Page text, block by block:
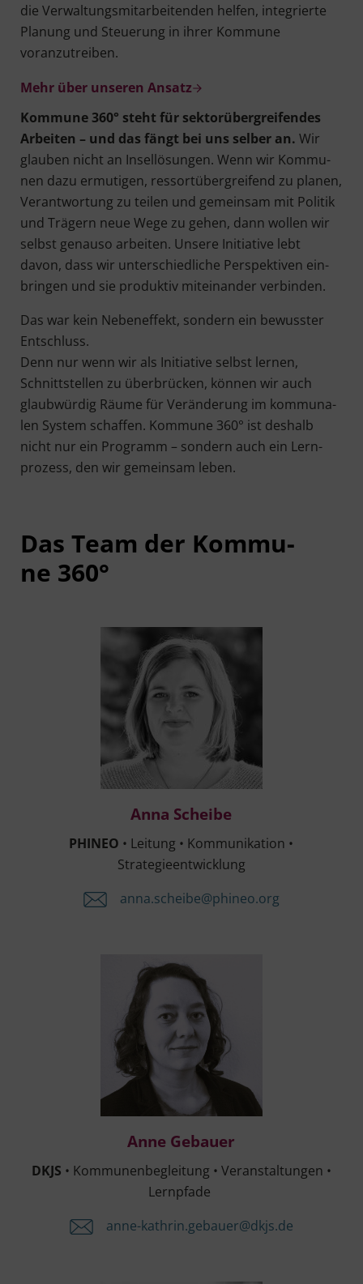
die Ver­wal­tungs­mit­ar­bei­ten­den hel­fen, inte­grier­te
Pla­nung und Steue­rung in ihrer Kom­mu­ne
voranzutreiben.
Mehr über unseren Ansatz
Kom­mu­ne 360° steht für sek­tor­über­grei­fen­des
Arbei­ten – und das fängt bei uns sel­ber an. Wir
glau­ben nicht an Insel­lö­sun­gen. Wenn wir Kom­mu­
nen dazu ermu­ti­gen, res­sort­über­grei­fend zu pla­nen,
Ver­ant­wor­tung zu tei­len und gemein­sam mit Poli­tik
und Trä­gern neue Wege zu gehen, dann wol­len wir
selbst genau­so arbei­ten. Unse­re Initia­ti­ve lebt
davon, dass wir unter­schied­li­che Per­spek­ti­ven ein­
brin­gen und sie pro­duk­tiv mit­ein­an­der verbinden.
Das war kein Neben­ef­fekt, son­dern ein bewuss­ter
Ent­schluss.
Denn nur wenn wir als Initia­ti­ve selbst ler­nen,
Schnitt­stel­len zu über­brü­cken, kön­nen wir auch
glaub­wür­dig Räu­me für Ver­än­de­rung im kom­mu­na­
len Sys­tem schaf­fen. Kom­mu­ne 360° ist des­halb
nicht nur ein Pro­gramm – son­dern auch ein Lern­
pro­zess, den wir gemein­sam leben.
Das Team der Kom­mu­
ne 360°
Anna Schei­be
PHINEO • Lei­tung • Kom­mu­ni­ka­ti­on •
Strategieentwicklung
anna.​scheibe@​phineo.​org
Anne Gebau­er
DKJS • Kom­mu­nen­be­glei­tung • Ver­an­stal­tun­gen •
Lernpfade
anne-​kathrin.​gebauer@​dkjs.​de